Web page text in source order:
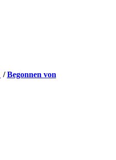
/Begonnen von